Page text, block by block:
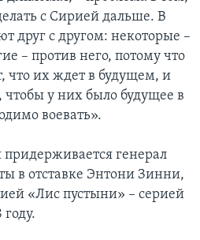
с Сирией дальше. В
друг с другом: некоторые –
– против него, потому что
что их ждет в будущем, и
чтобы у них было будущее в
воевать».
генерал
в отставке Энтони Зинни,
«Лис пустыни» – серией